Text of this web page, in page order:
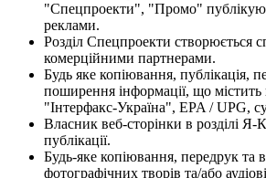
"Спецпроекти", "Промо"
реклами.
Розділ Спецпроекти створюється
комерційними партнерами.
Будь яке копіювання, публікація,
поширення інформації, що
"Інтерфакс-Україна", EPA / UPG,
Власник веб-сторінки в розділі Я-
публікації.
Будь-яке копіювання, передрук та
фотографічних творів та/або